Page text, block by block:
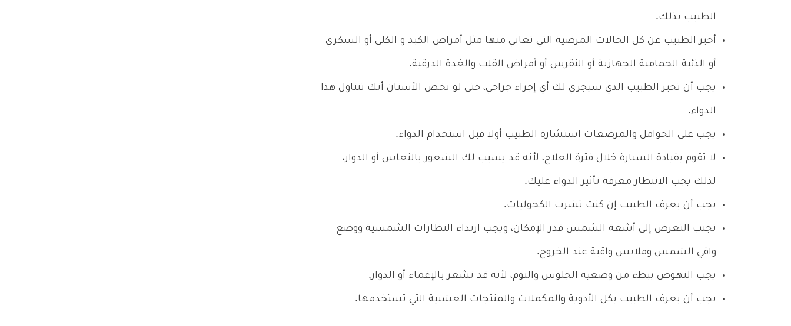
الطبيب بذلك.
أخبر الطبيب عن كل الحالات المرضية التي تعاني منها مثل أمراض الكبد و الكلى أو السكري
أو الذئبة الحمامية الجهازية أو النقرس أو أمراض القلب والغدة الدرقية.
يجب أن تخبر الطبيب الذي سيجري لك أي إجراء جراحي، حتى لو تخص الأسنان أنك تتناول هذا
الدواء.
يجب على الحوامل والمرضعات استشارة الطبيب أولا قبل استخدام الدواء.
لا تقوم بقيادة السيارة خلال فترة العلاج، لأنه قد يسبب لك الشعور بالنعاس أو الدوار،
لذلك يجب الانتظار معرفة تأثير الدواء عليك.
يجب أن يعرف الطبيب إن كنت تشرب الكحوليات.
تجنب التعرض إلى أشعة الشمس قدر الإمكان، ويجب ارتداء النظارات الشمسية ووضع
واقي الشمس وملابس واقية عند الخروج.
يجب النهوض ببطء من وضعية الجلوس والنوم، لأنه قد تشعر بالإغماء أو الدوار.
يجب أن يعرف الطبيب بكل الأدوية والمكملات والمنتجات العشبية التي تستخدمها.